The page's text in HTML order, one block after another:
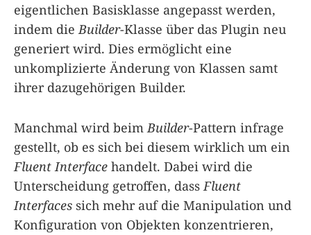
eigentlichen Basisklasse angepasst werden,
indem die Builder-Klasse über das Plugin neu
generiert wird. Dies ermöglicht eine
unkomplizierte Änderung von Klassen samt
ihrer dazugehörigen Builder.
Manchmal wird beim Builder-Pattern infrage
gestellt, ob es sich bei diesem wirklich um ein
Fluent Interface handelt. Dabei wird die
Unterscheidung getroffen, dass Fluent
Interfaces sich mehr auf die Manipulation und
Konfiguration von Objekten konzentrieren,